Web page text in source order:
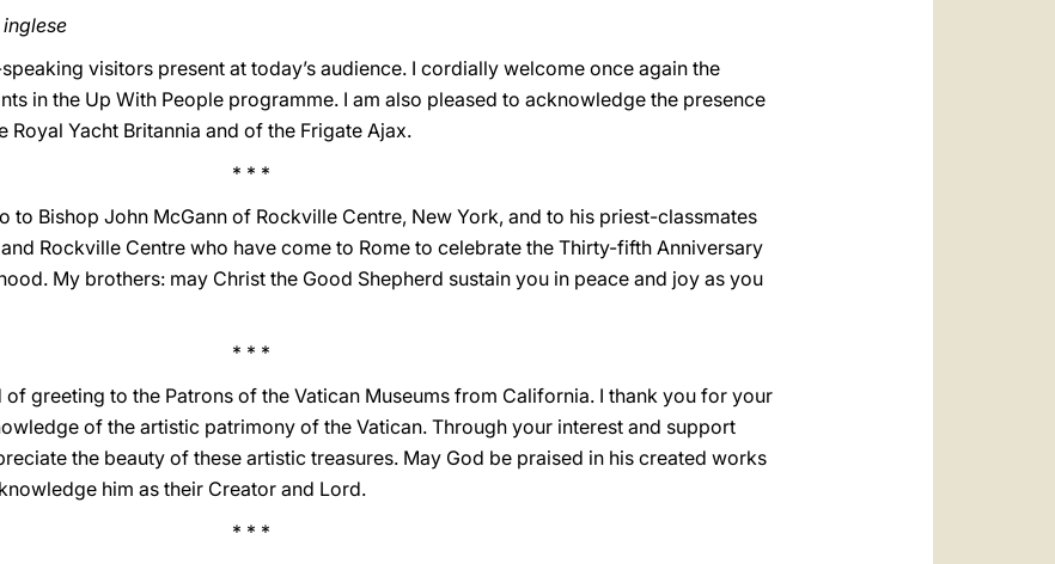
visitors present at today’s audience. I cordially welcome once again the
in the Up With People programme. I am also pleased to acknowledge the presence
Yacht Britannia and of the Frigate Ajax.
* * *
to Bishop John McGann of Rockville Centre, New York, and to his priest-classmates
Rockville Centre who have come to Rome to celebrate the Thirty-fifth Anniversary
My brothers: may Christ the Good Shepherd sustain you in peace and joy as you
* * *
greeting to the Patrons of the Vatican Museums from California. I thank you for your
of the artistic patrimony of the Vatican. Through your interest and support
the beauty of these artistic treasures. May God be praised in his created works
him as their Creator and Lord.
* * *